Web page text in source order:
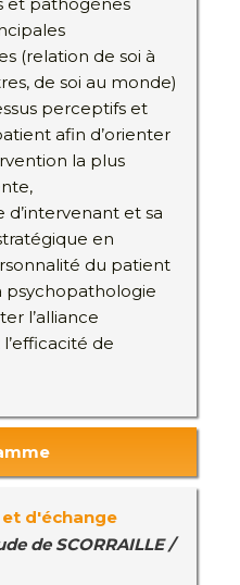
(relation de soi à
de soi au monde)
perceptifs et
afin d’orienter
la plus
d’intervenant et sa
en
du patient
psychopathologie
l’alliance
de
d'échange
de SCORRAILLE /